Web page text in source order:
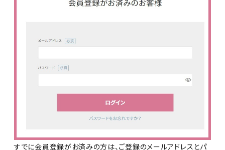
すでに会員登録がお済みの方は、ご登録のメールアドレスとパ